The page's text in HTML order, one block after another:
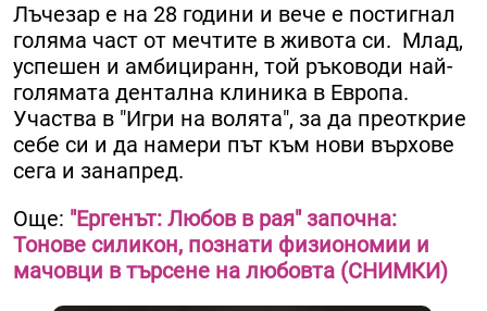
Лъчезар е на 28 години и вече е постигнал
голяма част от мечтите в живота си. ​ Млад,
успешен и амбициранн, той ръководи най-
голямата дентална клиника в Европа.
Участва в "Игри на волята", за да преоткрие
себе си и да намери път към нови върхове
сега и занапред.
Още: "Ергенът: Любов в рая" започна:
Тонове силикон, познати физиономии и
мачовци в търсене на любовта (СНИМКИ)